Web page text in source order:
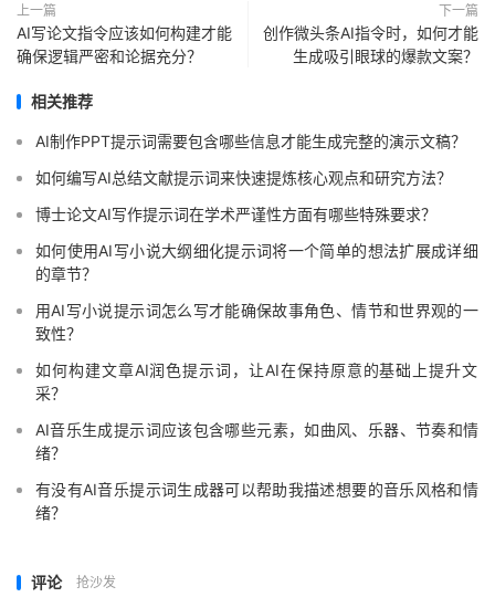
上一篇
AI写论文指令应该如何构建才能
确保逻辑严密和论据充分？
下一篇
创作微头条AI指令时，如何才能
生成吸引眼球的爆款文案？
相关推荐
AI制作PPT提示词需要包含哪些信息才能生成完整的演示文稿？
如何编写AI总结文献提示词来快速提炼核心观点和研究方法？
博士论文AI写作提示词在学术严谨性方面有哪些特殊要求？
如何使用AI写小说大纲细化提示词将一个简单的想法扩展成详细
的章节？
用AI写小说提示词怎么写才能确保故事角色、情节和世界观的一
致性？
如何构建文章AI润色提示词，让AI在保持原意的基础上提升文
采？
AI音乐生成提示词应该包含哪些元素，如曲风、乐器、节奏和情
绪？
有没有AI音乐提示词生成器可以帮助我描述想要的音乐风格和情
绪？
评论 抢沙发